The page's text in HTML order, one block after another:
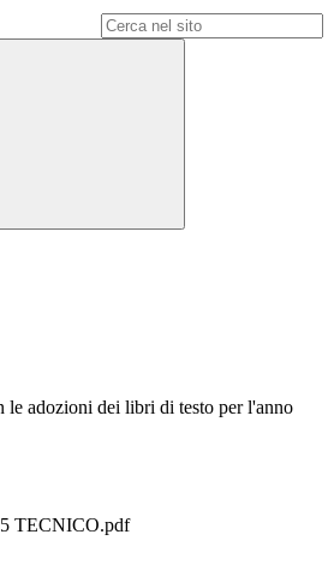
le adozioni dei libri di testo per l'anno
TECNICO.pdf